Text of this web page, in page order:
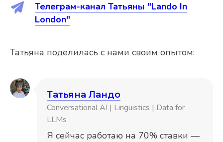
Телеграм-канал Татьяны "Lando In
London"
Татьяна поделилась с нами своим опытом:
Татьяна Ландо
Conversational AI | Linguistics | Data for
LLMs
Я сейчас работаю на 70% ставки —